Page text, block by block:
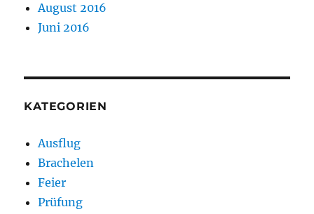
August 2016
Juni 2016
KATEGORIEN
Ausflug
Brachelen
Feier
Prüfung